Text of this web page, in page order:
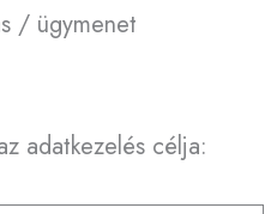
/ ügymenet
adatkezelés célja: